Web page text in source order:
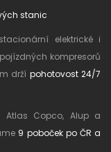
stanic
elektrické i
kompresorů
drží pohotovost 24/7
Atlas Copco, Alup a
9 poboček po ČR a